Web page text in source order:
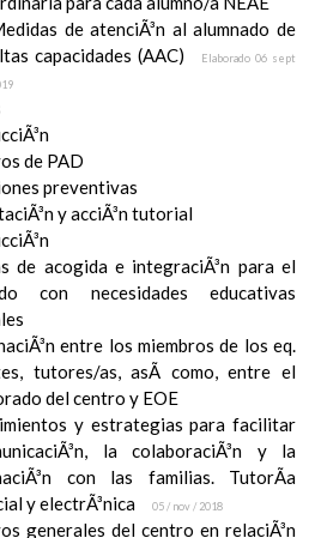
de atenciÃ³n al alumnado de
capacidades (AAC)
Elaborado 06 sept
de PAD
preventivas
y acciÃ³n tutorial
de acogida e integraciÃ³n para el
con necesidades educativas
entre los miembros de los eq.
tutores/as, asÃ­ como, entre el
del centro y EOE
y estrategias para facilitar
la colaboraciÃ³n y la
con las familias. TutorÃ­a
y electrÃ³nica
05 / nov / 2018
generales del centro en relaciÃ³n